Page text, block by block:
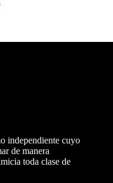
independiente cuyo
de manera
toda clase de